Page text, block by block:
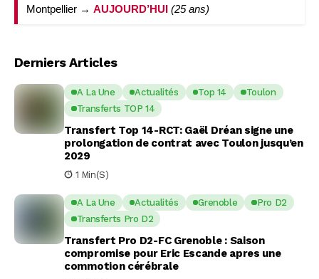
Montpellier → AUJOURD’HUI (25 ans)
Derniers Articles
A La Une Actualités Top 14
Toulon
Transferts TOP 14
Transfert Top 14-RCT: Gaël Dréan signe une
prolongation de contrat avec Toulon jusqu’en
2029
1 Min(s)
A La Une Actualités Grenoble
Pro D2
Transferts Pro D2
Transfert Pro D2-FC Grenoble : Saison
compromise pour Eric Escande apres une
commotion cérébrale